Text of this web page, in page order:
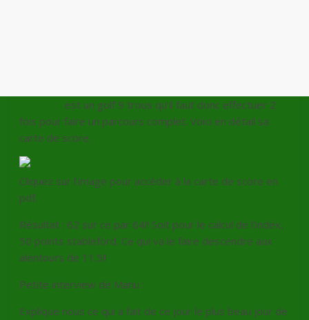
est un golf 9 trous qu’il faut donc effectuer 2
fois pour faire un parcours complet. Voici en détail sa
carte de score.
Cliquez sur l’image pour accéder à la carte de score en
pdf.
Résultat : 62 sur ce par 64!! Soit pour le calcul de l’index,
50 points stableford. Ce qui va le faire descendre aux
alentours de 11.5!!
Petite interview de Manu :
Explique nous ce qui a fait de ce jour le plus beau jour de